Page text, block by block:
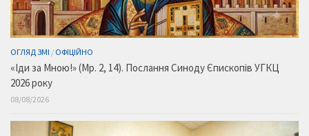
ОГЛЯД ЗМІ / ОФІЦІЙНО
«Іди за Мною!» (Мр. 2, 14). Послання Синоду Єпископів УГКЦ
2026 року
08/08/2026